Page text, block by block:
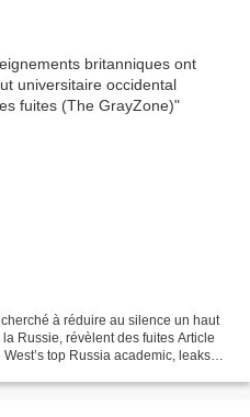
à réduire au silence un haut
Russie, révèlent des fuites Article
top Russia academic, leaks